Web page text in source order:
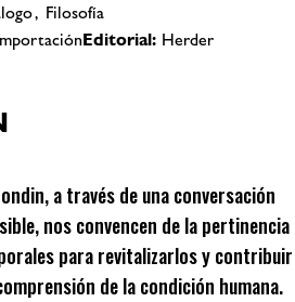
, Filosofía
Editorial: Herder
a través de una conversación
nos convencen de la pertinencia
para revitalizarlos y contribuir
de la condición humana.